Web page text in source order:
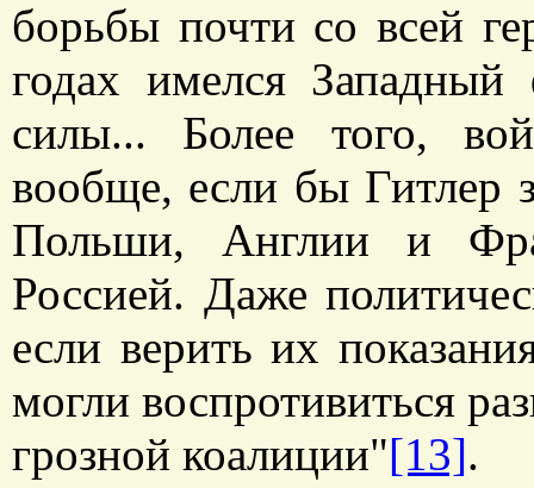
борьбы почти со всей
годах имелся Западный
силы... Более того,
вообще, если бы Гитлер
Польши, Англии и
Россией. Даже
если верить их
могли воспротивиться
грозной коалиции"[13].